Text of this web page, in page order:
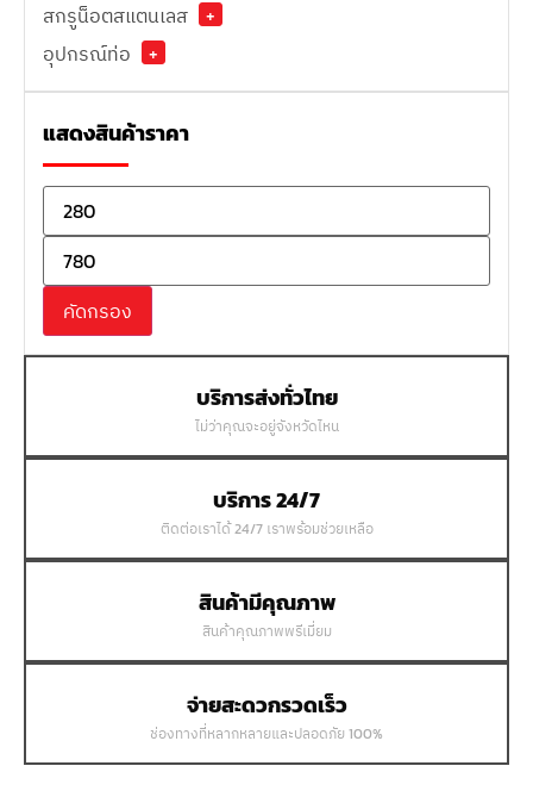
สกรูน็อตสแตนเลส
+
อุปกรณ์ท่อ
+
แสดงสินค้าราคา
คัดกรอง
บริการส่งทั่วไทย
ไม่ว่าคุณจะอยู่จังหวัดไหน
บริการ 24/7
ติดต่อเราได้ 24/7 เราพร้อมช่วยเหลือ
สินค้ามีคุณภาพ
สินค้าคุณภาพพรีเมี่ยม
จ่ายสะดวกรวดเร็ว
ช่องทางที่หลากหลายและปลอดภัย 100%